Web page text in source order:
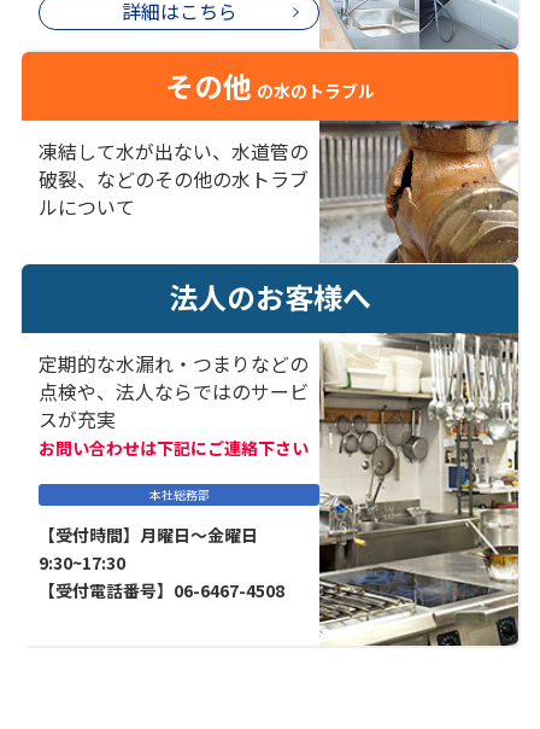
詳細はこちら
その他 の水のトラブル
凍結して水が出ない、水道管の
破裂、などのその他の水トラブ
ルについて
法人のお客様へ
定期的な水漏れ・つまりなどの
点検や、法人ならではのサービ
スが充実
お問い合わせは下記にご連絡下さい
本社総務部
【受付時間】月曜日～金曜日
9:30~17:30
【受付電話番号】06-6467-4508